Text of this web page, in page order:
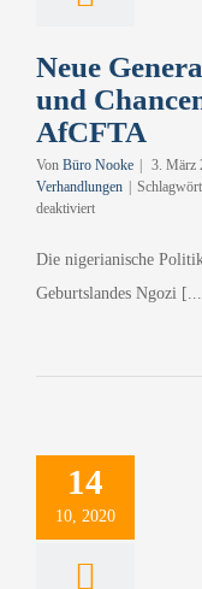
Neue
und
AfCFTA
Von Büro Nooke 3. März
Verhandlungen
deaktiviertfür
Generaldirektorin
WTO
Die nigerianische
Geburtslandes Ngozi
14
10, 2020